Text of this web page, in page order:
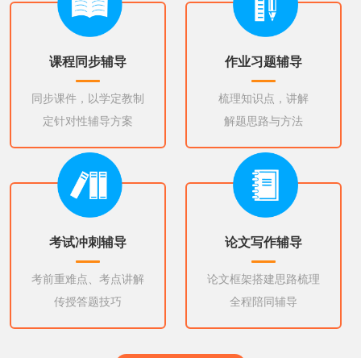
课程同步辅导
同步课件，以学定教制
定针对性辅导方案
作业习题辅导
梳理知识点，讲解
解题思路与方法
考试冲刺辅导
考前重难点、考点讲解
传授答题技巧
论文写作辅导
论文框架搭建思路梳理
全程陪同辅导